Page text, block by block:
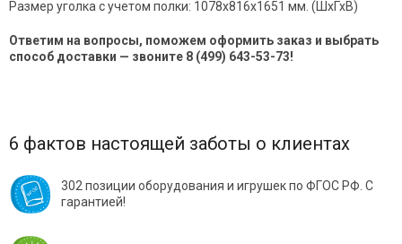
Размер уголка с учетом полки: 1078х816х1651 мм. (ШхГхВ)
Ответим на вопросы, поможем оформить заказ и выбрать
способ доставки — звоните 8 (499) 643-53-73!
6 фактов настоящей заботы о клиентах
302 позиции оборудования и игрушек по ФГОС РФ. С
гарантией!